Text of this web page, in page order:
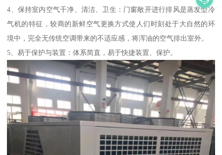
4、保持室内空气干净、清洁、卫生：门窗敞开进行排风是蒸发型冷
气机的特征，较商的新鲜空气更换方式使人们时刻处于大自然的环
境中，完全无传统空调带来的不适应感，将浑油的空气排出室外。
5、易于保护与装置：体系简直，易于快捷装置、保护。